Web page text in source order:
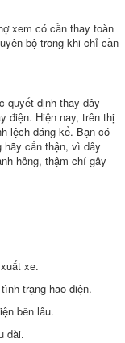
xem có cần thay toàn
bộ trong khi chỉ cần
quyết định thay dây
điện. Hiện nay, trên thị
lệch đáng kể. Bạn có
hãy cẩn thận, vì dây
hỏng, thậm chí gây
xe.
trạng hao điện.
bền lâu.
dài.